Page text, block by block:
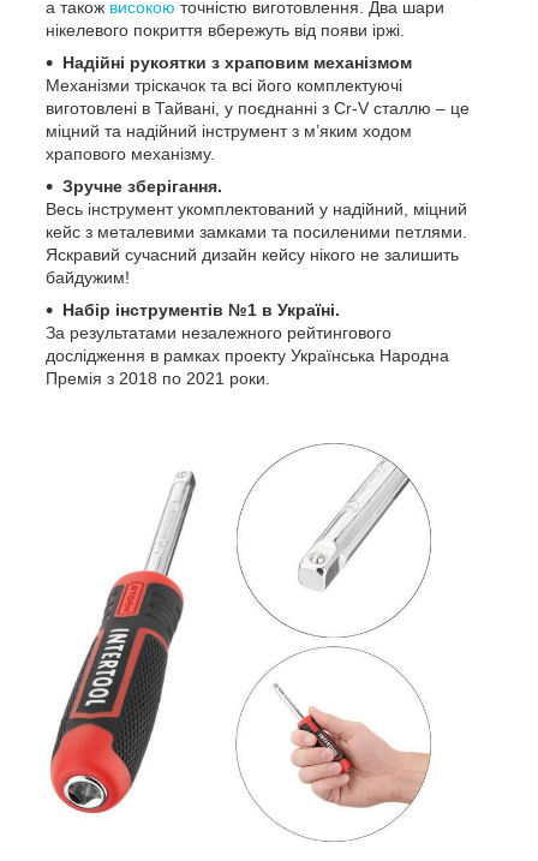
а також високою точністю виготовлення. Два шари
нікелевого покриття вбережуть від появи іржі.
Надійні рукоятки з храповим механізмом
Механізми тріскачок та всі його комплектуючі
виготовлені в Тайвані, у поєднанні з Cr-V сталлю – це
міцний та надійний інструмент з м’яким ходом
храпового механізму.
Зручне зберігання.
Весь інструмент укомплектований у надійний, міцний
кейс з металевими замками та посиленими петлями.
Яскравий сучасний дизайн кейсу нікого не залишить
байдужим!
Набір інструментів №1 в Україні.
За результатами незалежного рейтингового
дослідження в рамках проекту Українська Народна
Премія з 2018 по 2021 роки.